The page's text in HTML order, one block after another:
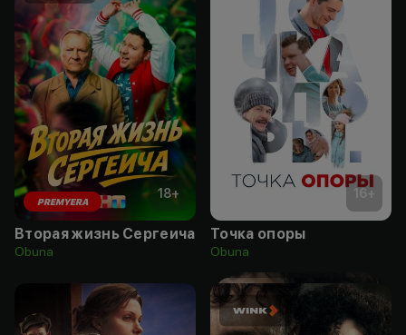
18+
PREMYERA
Вторая жизнь Сергеича
Obuna
16+
Точка опоры
Obuna